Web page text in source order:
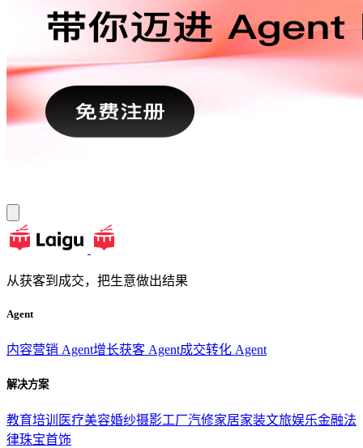
从获客到成交，把生意做出结果
Agent
内容营销 Agent增长获客 Agent成交转化 Agent
解决方案
教育培训 医疗美容婚纱摄影工厂汽修家居家装文旅娱乐金融法
律珠宝首饰